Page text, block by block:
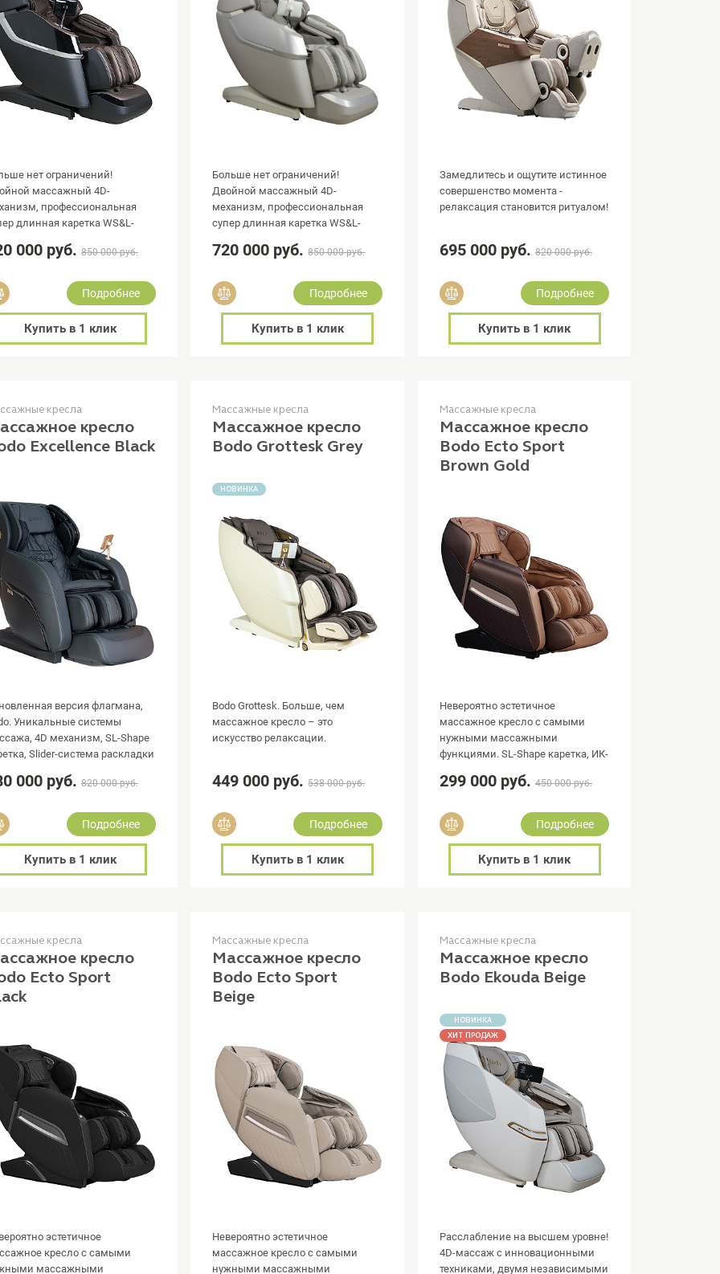
нет ограничений!
массажный 4D-
профессиональная
длинная каретка WS&L-
000 руб. 850 000 руб.
Добавить в сравнение
Подробнее
Купить в 1 клик
Больше нет ограничений!
Двойной массажный 4D-
механизм, профессиональная
супер длинная каретка WS&L-
720 000 руб. 850 000 руб.
Добавить в сравнение
Подробнее
Купить в 1 клик
Замедлитесь и ощутите истинное
совершенство момента -
релаксация становится ритуалом!
695 000 руб. 820 000 руб.
Добавить в сравнение
Подробнее
Купить в 1 клик
кресла
кресло
Excellence Black
версия флагмана,
Уникальные системы
4D механизм, SL-Shape
Slider-система раскладки
000 руб. 820 000 руб.
Добавить в сравнение
Подробнее
Купить в 1 клик
Массажные кресла
Массажное кресло
Bodo Grottesk Grey
НОВИНКА
Bodo Grottesk. Больше, чем
массажное кресло – это
искусство релаксации.
449 000 руб. 538 000 руб.
Добавить в сравнение
Подробнее
Купить в 1 клик
Массажные кресла
Массажное кресло
Bodo Ecto Sport
Brown Gold
Невероятно эстетичное
массажное кресло с самыми
нужными массажными
функциями. SL-Shape каретка, ИК-
массаж.
299 000 руб. 450 000 руб.
Добавить в сравнение
Подробнее
Купить в 1 клик
кресла
кресло
Ecto Sport
эстетичное
кресло с самыми
массажными
Массажные кресла
Массажное кресло
Bodo Ecto Sport
Beige
Невероятно эстетичное
массажное кресло с самыми
нужными массажными
Массажные кресла
Массажное кресло
Bodo Ekouda Beige
НОВИНКА
ХИТ ПРОДАЖ
Расслабление на высшем уровне!
4D-массаж с инновационными
техниками, двумя независимыми